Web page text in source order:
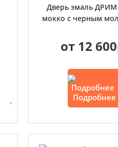
Дверь эмаль ДРИМ
мокко с черным
от 12
Подробнее